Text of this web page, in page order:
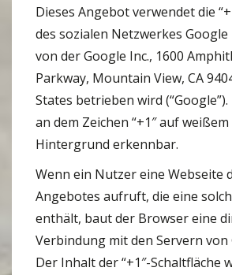
Dieses Angebot verwendet die
des sozialen Netzwerkes Google
von der Google Inc., 1600
Parkway, Mountain View, CA
States betrieben wird
an dem Zeichen “+1″ auf
Hintergrund erkennbar.
Wenn ein Nutzer eine Webseite
Angebotes aufruft, die eine
enthält, baut der Browser eine
Verbindung mit den Servern von
Der Inhalt der “+1″-Schaltfläche